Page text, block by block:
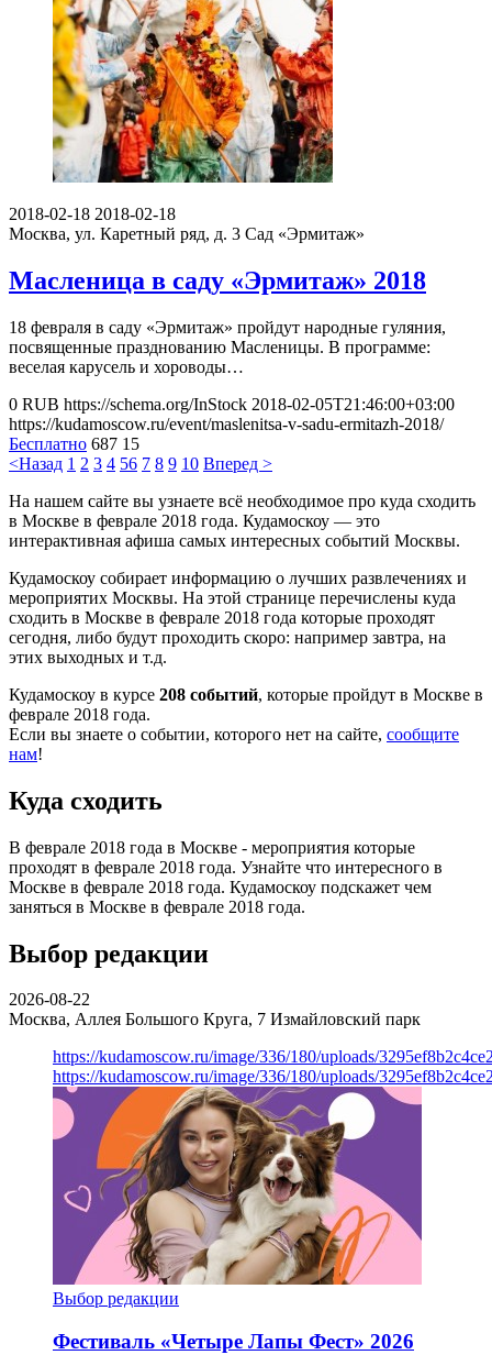
2018-02-18 2018-02-18
Москва, ул. Каретный ряд, д. 3 Сад «Эрмитаж»
Масленица в саду «Эрмитаж» 2018
18 февраля в саду «Эрмитаж» пройдут народные гуляния,
посвященные празднованию Масленицы. В программе:
веселая карусель и хороводы…
0 RUB https://schema.org/InStock 2018-02-05T21:46:00+03:00
https://kudamoscow.ru/event/maslenitsa-v-sadu-ermitazh-2018/
Бесплатно 687 15
<Назад 1 2 3 4 56 7 8 9 10 Вперед >
На нашем сайте вы узнаете всё необходимое про куда сходить
в Москве в феврале 2018 года. Кудамоскоу — это
интерактивная афиша самых интересных событий Москвы.
Кудамоскоу собирает информацию о лучших развлечениях и
мероприятих Москвы. На этой странице перечислены куда
сходить в Москве в феврале 2018 года которые проходят
сегодня, либо будут проходить скоро: например завтра, на
этих выходных и т.д.
Кудамоскоу в курсе 208 событий, которые пройдут в Москве в
феврале 2018 года.
Если вы знаете о событии, которого нет на сайте, сообщите
нам!
Куда сходить
В феврале 2018 года в Москве - мероприятия которые
проходят в феврале 2018 года. Узнайте что интересного в
Москве в феврале 2018 года. Кудамоскоу подскажет чем
заняться в Москве в феврале 2018 года.
Выбор редакции
2026-08-22
Москва, Аллея Большого Круга, 7 Измайловский парк
https://kudamoscow.ru/image/336/180/uploads/
https://kudamoscow.ru/image/336/180/uploads/
Выбор редакции
Фестиваль «Четыре Лапы Фест» 2026